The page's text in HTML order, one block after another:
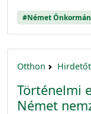
#Német
Otthon
Történelmi
Német